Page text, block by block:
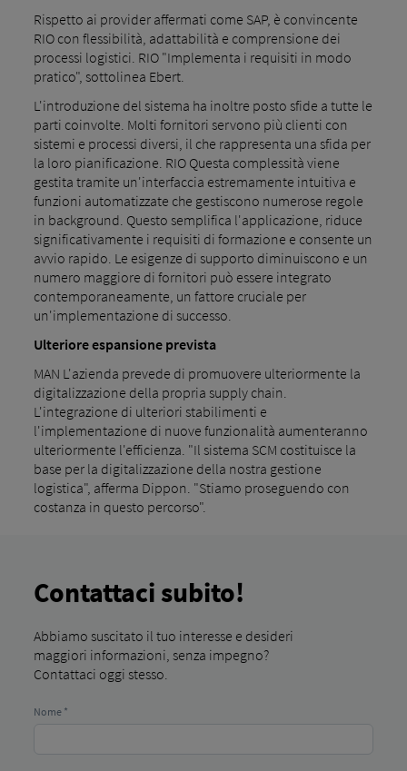
Rispetto ai provider affermati come SAP, è convincente
RIO con flessibilità, adattabilità e comprensione dei
processi logistici. RIO "Implementa i requisiti in modo
pratico", sottolinea Ebert.
L'introduzione del sistema ha inoltre posto sfide a tutte le
parti coinvolte. Molti fornitori servono più clienti con
sistemi e processi diversi, il che rappresenta una sfida per
la loro pianificazione. RIO Questa complessità viene
gestita tramite un'interfaccia estremamente intuitiva e
funzioni automatizzate che gestiscono numerose regole
in background. Questo semplifica l'applicazione, riduce
significativamente i requisiti di formazione e consente un
avvio rapido. Le esigenze di supporto diminuiscono e un
numero maggiore di fornitori può essere integrato
contemporaneamente, un fattore cruciale per
un'implementazione di successo.
Ulteriore espansione prevista
MAN L'azienda prevede di promuovere ulteriormente la
digitalizzazione della propria supply chain.
L'integrazione di ulteriori stabilimenti e
l'implementazione di nuove funzionalità aumenteranno
ulteriormente l'efficienza. "Il sistema SCM costituisce la
base per la digitalizzazione della nostra gestione
logistica", afferma Dippon. "Stiamo proseguendo con
costanza in questo percorso".
Contattaci subito!
Abbiamo suscitato il tuo interesse e desideri
maggiori informazioni, senza impegno?
Contattaci oggi stesso.